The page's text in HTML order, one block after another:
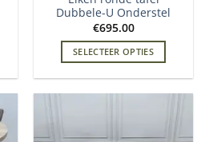
Dubbele-U Onderstel
€695.00
SELECTEER OPTIES